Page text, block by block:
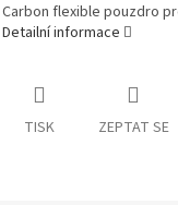
Carbon flexible pouzdro
Detailní informace
TISK ZEPTAT SE